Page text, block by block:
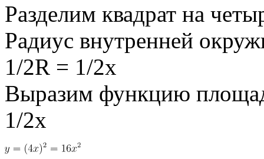
Разделим квадрат на
Радиус внутренней
1/2R = 1/2x
Выразим функцию
1/2x